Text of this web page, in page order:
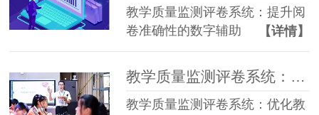
教学质量监测评卷系统：提升阅
卷准确性的数字辅助
【详情】
教学质量监测评卷系统：优化教学评估的数字化工具
教学质量监测评卷系统：优化教